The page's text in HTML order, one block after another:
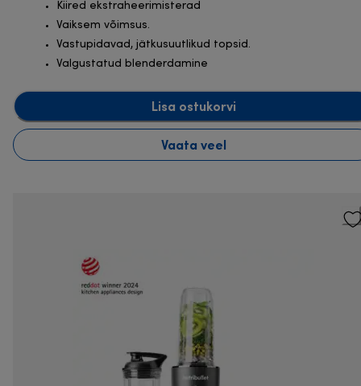
Kiired ekstraheerimisterad
Vaiksem võimsus.
Vastupidavad, jätkusuutlikud topsid.
Valgustatud blenderdamine
Lisa ostukorvi
Vaata veel